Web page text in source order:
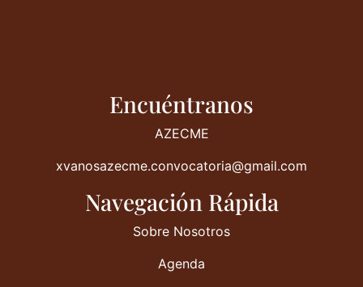
Encuéntranos
AZECME
xvanosazecme.convocatoria@gmail.com
Navegación Rápida
Sobre Nosotros
Agenda